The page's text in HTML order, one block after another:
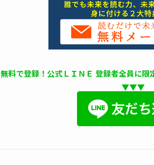
無料で登録！公式ＬＩＮＥ 登録者全員に限
▼▼▼